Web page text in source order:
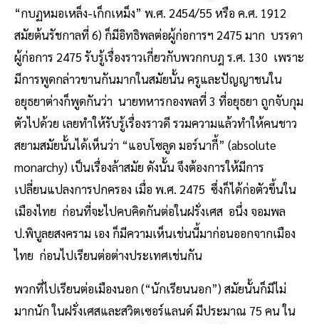
“กบฏหมอเหล็ง-เก็กเหม็ง” พ.ศ. 2454/55 หรือ ค.ศ. 1912
สมัยต้นรัชกาลที่ 6) ก็มีอิทธิพลต่อผู้ก่อการฯ 2475 มาก บรรดา
ผู้ก่อการ 2475 รับรู้เรื่องราวเกี่ยวกับพวกกบฎ ร.ศ. 130 เพราะ
มีการพูดกล่าวขานกันมากในสมัยนั้น ครูและปัญญาชนใน
อยุธยาต่างก็พูดกันว่า นายทหารกองพลที่ 3 ที่อยุธยา ถูกจับกุม
ตัวไปด้วย เลยทำให้รับรู้เรื่องราวดี รวมความแล้วทำให้คนชาว
สยามสมัยนั้นได้เห็นว่า “แอบโซลูด มอร์นากี้” (absolute
monarchy) เป็นเรื่องล้าสมัย ดังนั้น จึงต้องการให้มีการ
เปลี่ยนแปลงการปกครอง เมื่อ พ.ศ. 2475 ซึ่งก็ได้ก่อตัวขึ้นใน
เมืองไทย ก่อนที่จะไปคบคิดกันต่อในฝรั่งเศส อนึ่ง จอมพล
ป.พิบูลยสงคราม เอง ก็มีความเห็นเช่นนี้มาก่อนออกจากเมือง
ไทย ก่อนไปเรียนต่อต่างประเทศเช่นกัน
พวกที่ไปเรียนต่อเมืองนอก (“นักเรียนนอก”) สมัยนั้นก็มีไม่
มากนัก ในฝรั่งเศสและสวิตเซอร์แลนด์ มีประมาณ 75 คน ใน